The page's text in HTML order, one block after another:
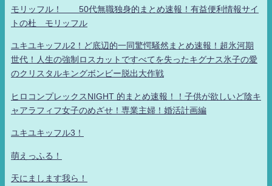
モリッフル！ 50代無職独身的まとめ速報！有益便利情報サイ
トの杜 モリッフル
ユキユキッフル2！ど底辺的一同驚愕騒然まとめ速報！超氷河期
世代！人生の強制ロスカットですべてを失ったキグナス氷子の愛
のクリスタルキングボンビー脱出大作戦
ヒロコンプレックスNIGHT 的まとめ速報！！子供が欲しいど陰キ
ャアラフィフ女子のめざせ！専業主婦！婚活計画編
ユキユキッフル3！
萌えっふる！
天にまします我ら！